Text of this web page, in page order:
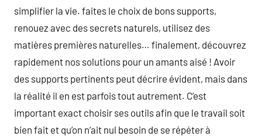
simplifier la vie. faites le choix de bons supports,
renouez avec des secrets naturels, utilisez des
matières premières naturelles… finalement, découvrez
rapidement nos solutions pour un amants aisé ! Avoir
des supports pertinents peut décrire évident, mais dans
la réalité il en est parfois tout autrement. C’est
important exact choisir ses outils afin que le travail soit
bien fait et qu’on n’ait nul besoin de se répéter à